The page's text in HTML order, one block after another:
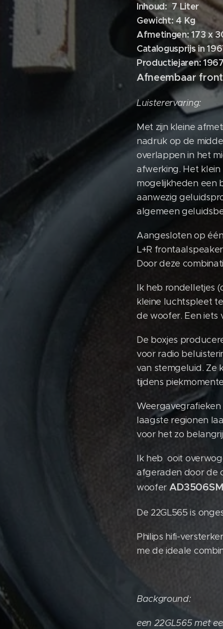
Inhoud: 7 Liter
Gewicht: 4 Kg
Afmetingen: 173 x
Catalogusprijs in
Productiejaren:
Afneembaar
Luisterervaring:
Met zijn kleine
nadruk op de
overlappen in het
afwerking. Het
mogelijkheden een
aanwezig
algemeen
Aangesloten op
L+R
Door deze
Ik heb rondelletjes
kleine luchtspleet
de woofer. Een iets
De boxjes
voor radio
van stemgeluid. Ze
tijdens
Weergavegrafieken
laagste regionen
voor het zo
Ik heb ooit
afgeraden door de
woofer AD3506SM
De 22GL565 is
Philips hifi-
me de ideale
Background:
een 22GL565 met